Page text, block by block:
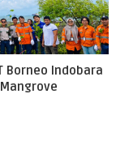
Borneo Indobara